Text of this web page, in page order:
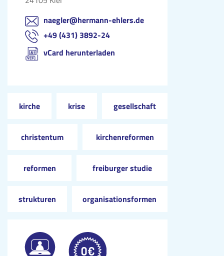
naegler@hermann-ehlers.de
+49 (431) 3892-24
vCard herunterladen
kirche krise gesellschaft
christentum kirchenreformen
reformen freiburger studie
strukturen organisationsformen